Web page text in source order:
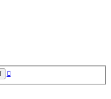
Rechercher
Recherche